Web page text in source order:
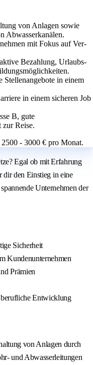
von Anlagen sowie
Abwasserkanälen.
mit Fokus auf Ver-
Bezahlung, Urlaubs-
Stellenangebote in einem
in einem sicheren Job
B, gute
zur Reise.
- 3000 € pro Monat.
Egal ob mit Erfahrung
dir den Einstieg in eine
Unternehmen der
Sicherheit
Kundenunternehmen
Prämien
Entwicklung
von Anlagen durch
und Abwasserleitungen